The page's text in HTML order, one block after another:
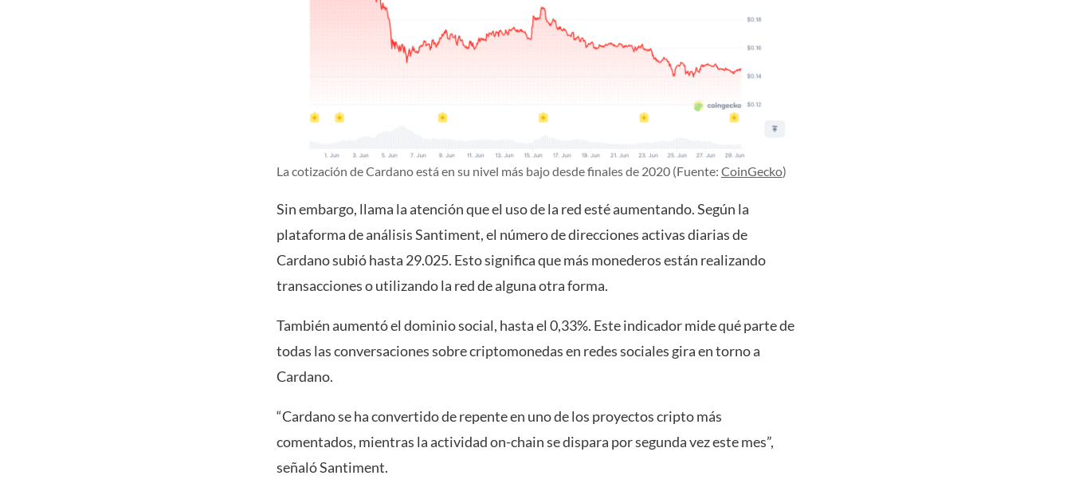
La cotización de Cardano está en su nivel más bajo desde finales de 2020 (Fuente: CoinGecko)
Sin embargo, llama la atención que el uso de la red esté aumentando. Según la
plataforma de análisis Santiment, el número de direcciones activas diarias de
Cardano subió hasta 29.025. Esto significa que más monederos están realizando
transacciones o utilizando la red de alguna otra forma.
También aumentó el dominio social, hasta el 0,33%. Este indicador mide qué parte de
todas las conversaciones sobre criptomonedas en redes sociales gira en torno a
Cardano.
“Cardano se ha convertido de repente en uno de los proyectos cripto más
comentados, mientras la actividad on-chain se dispara por segunda vez este mes”,
señaló Santiment.